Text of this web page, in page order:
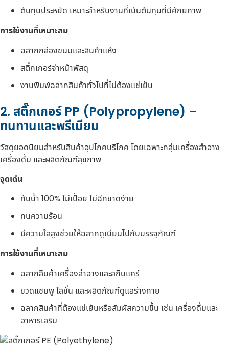
ต้นทุนประหยัด เหมาะสำหรับงานที่เน้นต้นทุนที่มีศักยภาพ
การใช้งานที่เหมาะสม
ฉลากกล่องขนมและสินค้าแห้ง
สติ๊กเกอร์จ่าหน้าพัสดุ
งานพิมพ์ฉลากสินค้าทั่วไปที่ไม่ต้องแช่เย็น
2. สติ๊กเกอร์ PP (Polypropylene) –
ทนทานและพรีเมียม
วัสดุยอดนิยมสำหรับสินค้าอุปโภคบริโภค โดยเฉพาะกลุ่มเครื่องสำอาง
เครื่องดื่ม และผลิตภัณฑ์สุขภาพ
จุดเด่น
กันน้ำ 100% ไม่เปื่อย ไม่ฉีกขาดง่าย
ทนความร้อน
มีความใสสูงช่วยให้ฉลากดูเนียนไปกับบรรจุภัณฑ์
การใช้งานที่เหมาะสม
ฉลากสินค้าเครื่องสำอางและสกินแคร์
ขวดแชมพู โลชั่น และผลิตภัณฑ์ดูแลร่างกาย
ฉลากสินค้าที่ต้องแช่เย็นหรือสัมผัสความชื้น เช่น เครื่องดื่มและ
อาหารเสริม